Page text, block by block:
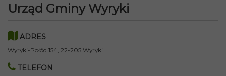
Urząd Gminy Wyryki
ADRES
Wyryki-Połód 154, 22-205 Wyryki
TELEFON